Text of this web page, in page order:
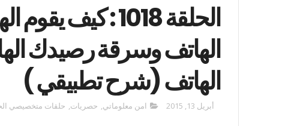
الحلقة 1018 : كيف
الهاتف وسرقة رصيدك
الهاتف (شرح تطبيقي )
أبريل 13, 2015 امن معلوماتي, حصريات, حلقات متخصيصي